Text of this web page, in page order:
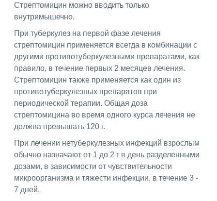
Стрептомицин можно вводить только
внутримышечно.
При туберкулез на первой фазе лечения
стрептомицин применяется всегда в комбинации с
другими противотуберкулезными препаратами, как
правило, в течение первых 2 месяцев лечения.
Стрептомицин также применяется как один из
противотуберкулезных препаратов при
периодической терапии. Общая доза
стрептомицина во время одного курса лечения не
должна превышать 120 г.
При лечении нетуберкулезных инфекций взрослым
обычно назначают от 1 до 2 г в день разделенными
дозами, в зависимости от чувствительности
микроорганизма и тяжести инфекции, в течение 3 -
7 дней.